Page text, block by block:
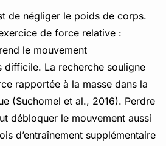
de négliger le poids de corps.
de force relative :
le mouvement
difficile. La recherche souligne
rapportée à la masse dans la
(Suchomel et al., 2016). Perdre
débloquer le mouvement aussi
d’entraînement supplémentaire